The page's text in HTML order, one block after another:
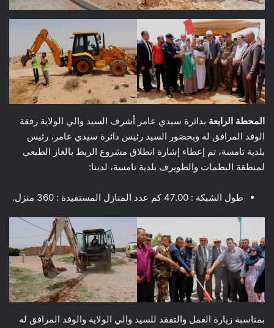
المحطة الرابعة بدائرة سيدي عامر أشرف السيد والي الولاية رفقة
الوفد المرافق له وبحضور السيد رئيس دائرة سيدي عامر، رئيس
بلدية تامسة، تم إعطاء إشارة انطلاق مشروع الربط بالغاز الطبعي
لمنطقة البطمات والطويرف بلدية تامسة، لدينا:
طول الشبكة : 47.00 كم عدد المنازل المستفيدة : 360 منزل.
بمناسبة زيارة العمل والتفقد للسيد والي الولاية والوفد المرافق له